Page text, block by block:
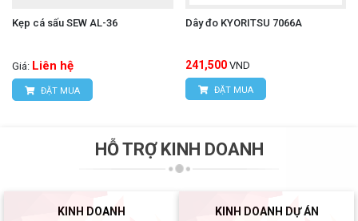
Kẹp cá sấu SEW AL-36
Giá: Liên hệ
ĐẶT MUA
Dây đo KYORITSU 7066A
241,500 VND
ĐẶT MUA
HỖ TRỢ KINH DOANH
KINH DOANH
KINH DOANH DỰ ÁN